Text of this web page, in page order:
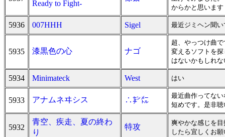
Ready to Fight-
からかと思いま
5936 007HHH Sigel 最近ジミヘン聞
5935 漆黒色の心 ナゴ
超、やっつけ曲
変えるソフトを
はないかもしれ
5934 Minimateck West はい
5933 アナムネヰシス ∴㌢㍍
最近曲作ってな
短めです。是非
5932
青空、疾走、夏の終わ
り
特攻
爽やかな感じを
したら宜しくお